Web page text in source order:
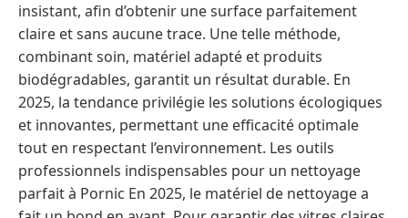
insistant, afin d’obtenir une surface parfaitement
claire et sans aucune trace. Une telle méthode,
combinant soin, matériel adapté et produits
biodégradables, garantit un résultat durable. En
2025, la tendance privilégie les solutions écologiques
et innovantes, permettant une efficacité optimale
tout en respectant l’environnement. Les outils
professionnels indispensables pour un nettoyage
parfait à Pornic En 2025, le matériel de nettoyage a